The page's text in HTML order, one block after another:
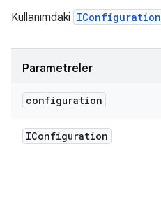
Kullanımdaki IConfiguration
Parametreler
configuration
IConfiguration